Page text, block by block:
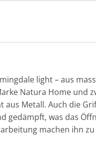
light – aus
Natura Home und
aus Metall. Auch die
gedämpft, was das
machen ihn